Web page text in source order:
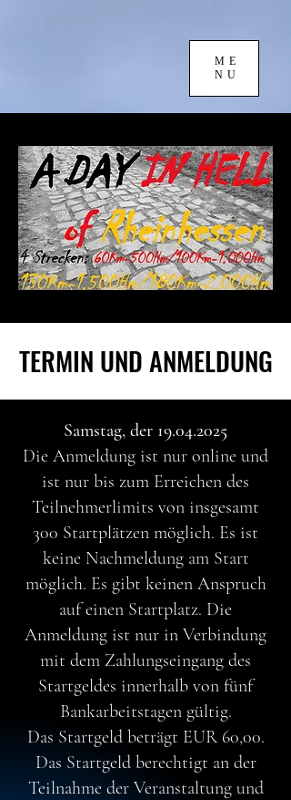
ME
NU
TERMIN UND ANMELDUNG
TERMIN UND ANMELDUNG
Samstag, der 19.04.2025
Die Anmeldung ist nur online und
ist nur bis zum Erreichen des
Teilnehmerlimits von insgesamt
300 Startplätzen möglich. Es ist
keine Nachmeldung am Start
möglich. Es gibt keinen Anspruch
auf einen Startplatz. Die
Anmeldung ist nur in Verbindung
mit dem Zahlungseingang des
Startgeldes innerhalb von fünf
Bankarbeitstagen gültig.
Das Startgeld beträgt EUR 60,00.
Das Startgeld berechtigt an der
Teilnahme der Veranstaltung und